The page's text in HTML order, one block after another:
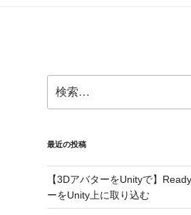
索:
最近の投稿
【3DアバターをUnityで】
ーをUnity上に取り込む